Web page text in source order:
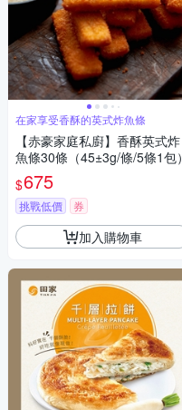
在家享受香酥的英式炸魚條
【赤豪家庭私廚】香酥英式炸
魚條30條（45±3g/條/5條1包）
$675
挑戰低價 券
加入購物車